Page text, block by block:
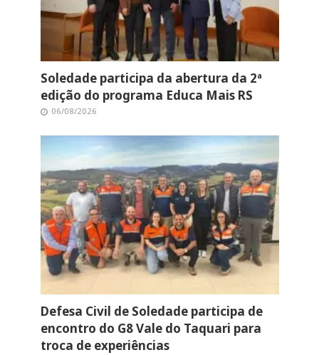
Soledade participa da abertura da 2ª
edição do programa Educa Mais RS
06/08/2026
Defesa Civil de Soledade participa de
encontro do G8 Vale do Taquari para
troca de experiências